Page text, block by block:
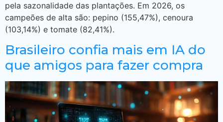
pela sazonalidade das plantações. Em 2026, os
campeões de alta são: pepino (155,47%), cenoura
(103,14%) e tomate (82,41%).
Brasileiro confia mais em IA do
que amigos para fazer compra